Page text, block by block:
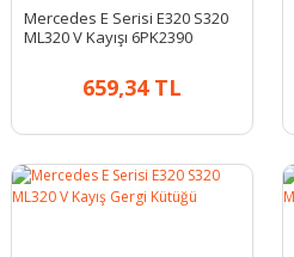
Mercedes E Serisi E320 S320
ML320 V Kayışı 6PK2390
659,34 TL